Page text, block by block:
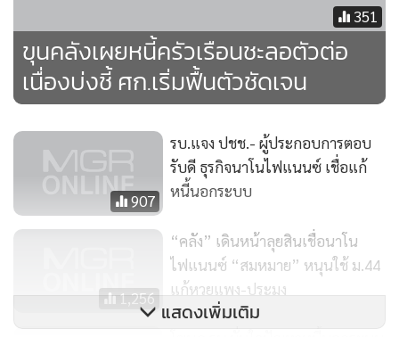
351
ขุนคลังเผยหนี้ครัวเรือนชะลอตัวต่อ
เนื่องบ่งชี้ ศก.เริ่มฟื้นตัวชัดเจน
907
รบ.แจง ปชช.- ผู้ประกอบการตอบ
รับดี ธุรกิจนาโนไฟแนนซ์ เชื่อแก้
หนี้นอกระบบ
1,256
“คลัง” เดินหน้าลุยสินเชื่อนาโน
ไฟแนนซ์ “สมหมาย” หนุนใช้ ม.44
แก้หวยแพง-ประมง
แสดงเพิ่มเติม